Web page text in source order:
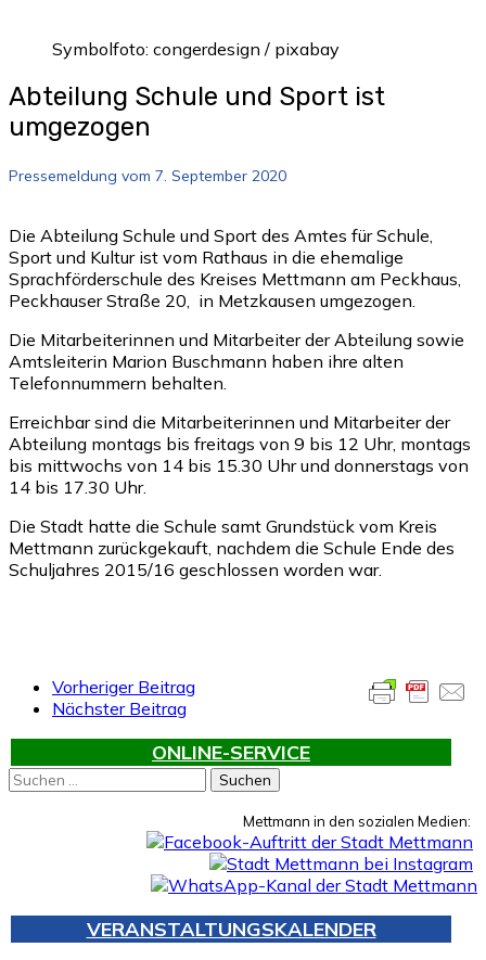
Symbolfoto: congerdesign / pixabay
Abteilung Schule und Sport ist
umgezogen
Pressemeldung vom 7. September 2020
Die Abteilung Schule und Sport des Amtes für Schule,
Sport und Kultur ist vom Rathaus in die ehemalige
Sprachförderschule des Kreises Mettmann am Peckhaus,
Peckhauser Straße 20, in Metzkausen umgezogen.
Die Mitarbeiterinnen und Mitarbeiter der Abteilung sowie
Amtsleiterin Marion Buschmann haben ihre alten
Telefonnummern behalten.
Erreichbar sind die Mitarbeiterinnen und Mitarbeiter der
Abteilung montags bis freitags von 9 bis 12 Uhr, montags
bis mittwochs von 14 bis 15.30 Uhr und donnerstags von
14 bis 17.30 Uhr.
Die Stadt hatte die Schule samt Grundstück vom Kreis
Mettmann zurückgekauft, nachdem die Schule Ende des
Schuljahres 2015/16 geschlossen worden war.
Vorheriger Beitrag
Nächster Beitrag
ONLINE-SERVICE
Suchen
nach:
Mettmann in den sozialen Medien:
VERANSTALTUNGSKALENDER